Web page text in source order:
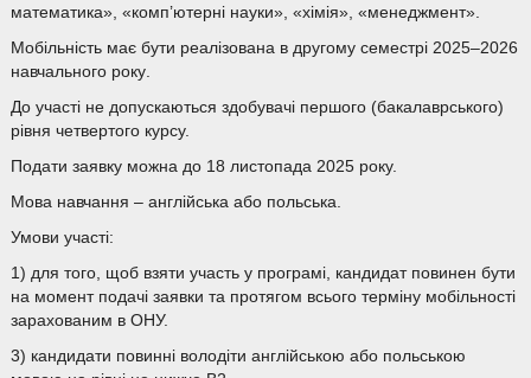
математика», «комп’ютерні науки», «хімія», «менеджмент».
Мобільність має бути реалізована в другому семестрі 2025–2026
навчального року.
До участі не допускаються здобувачі першого (бакалаврського)
рівня четвертого курсу.
Подати заявку можна до 18 листопада 2025 року.
Мова навчання – англійська або польська.
Умови участі:
1) для того, щоб взяти участь у програмі, кандидат повинен бути
на момент подачі заявки та протягом всього терміну мобільності
зарахованим в ОНУ.
3) кандидати повинні володіти англійською або польською